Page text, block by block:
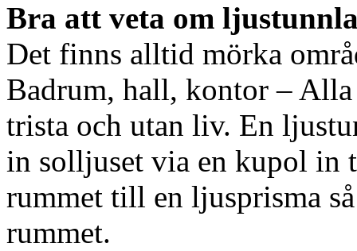
Bra att veta om
Det finns alltid mörka
Badrum, hall, kontor – Alla
trista och utan liv. En
in solljuset via en kupol in
rummet till en ljusprisma
rummet.